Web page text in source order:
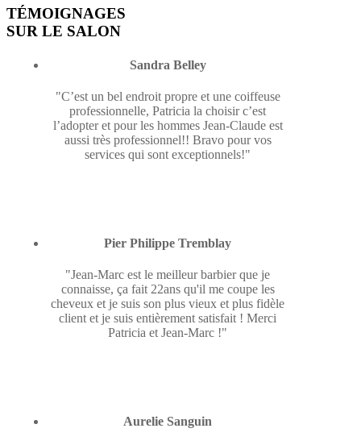
TÉMOIGNAGES
SUR LE SALON
Sandra Belley
"C’est un bel endroit propre et une coiffeuse
professionnelle, Patricia la choisir c’est
l’adopter et pour les hommes Jean-Claude est
aussi très professionnel!! Bravo pour vos
services qui sont exceptionnels!"
Pier Philippe Tremblay
"Jean-Marc est le meilleur barbier que je
connaisse, ça fait 22ans qu'il me coupe les
cheveux et je suis son plus vieux et plus fidèle
client et je suis entièrement satisfait ! Merci
Patricia et Jean-Marc !"
Aurelie Sanguin